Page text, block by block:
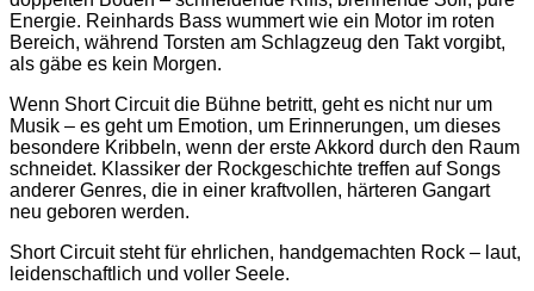
Energie. Reinhards Bass wummert wie ein Motor im roten
Bereich, während Torsten am Schlagzeug den Takt vorgibt,
als gäbe es kein Morgen.
Wenn Short Circuit die Bühne betritt, geht es nicht nur um
Musik – es geht um Emotion, um Erinnerungen, um dieses
besondere Kribbeln, wenn der erste Akkord durch den Raum
schneidet. Klassiker der Rockgeschichte treffen auf Songs
anderer Genres, die in einer kraftvollen, härteren Gangart
neu geboren werden.
Short Circuit steht für ehrlichen, handgemachten Rock – laut,
leidenschaftlich und voller Seele.